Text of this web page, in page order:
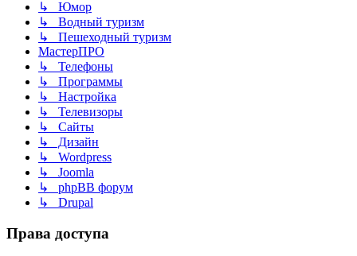
↳ Юмор
↳ Водный туризм
↳ Пешеходный туризм
МастерПРО
↳ Телефоны
↳ Программы
↳ Настройка
↳ Телевизоры
↳ Сайты
↳ Дизайн
↳ Wordpress
↳ Joomla
↳ phpBB форум
↳ Drupal
Права доступа